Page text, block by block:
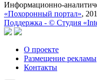
Информационно-
«Похоронный портал»,
Поддержка - © Cтудия
О проекте
Размещение рекламы
Контакты